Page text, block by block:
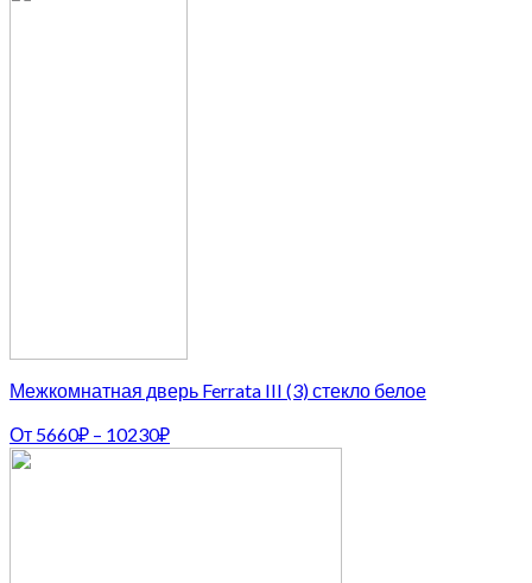
Межкомнатная дверь Ferrata III (3) стекло белое
От 5660₽ – 10230₽